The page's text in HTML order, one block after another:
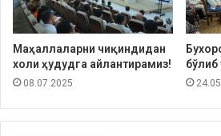
Маҳаллаларни чиқиндидан
холи ҳудудга айлантирамиз!
08.07.2025
бўлиб